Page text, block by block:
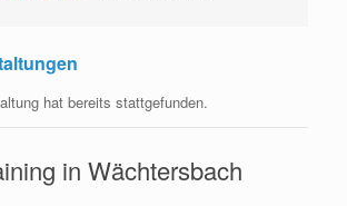
hat bereits stattgefunden.
in Wächtersbach